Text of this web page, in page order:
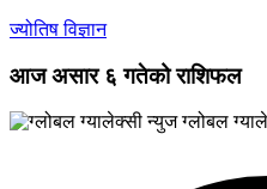
ज्योतिष विज्ञान
आज असार ६ गतेको राशिफल
ग्लोबल